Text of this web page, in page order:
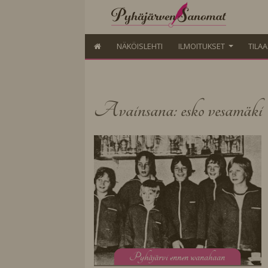
NÄKÖISLEHTI ILMOITUKSET
Avainsana: esko vesamäki
Pyhäjärvi ennen wanahaan